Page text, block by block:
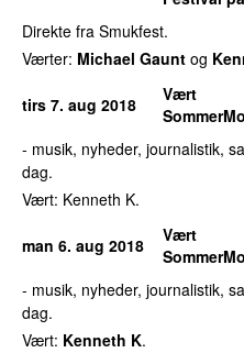
Direkte fra Smukfest.
Værter: Michael Gaunt og
tirs 7. aug 2018
Vært
- musik, nyheder, journalistik,
dag.
Vært: Kenneth K.
man 6. aug 2018
Vært
- musik, nyheder, journalistik,
dag.
Vært: Kenneth K.